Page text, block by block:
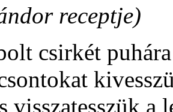
receptje)
csirkét
visszatesszük a